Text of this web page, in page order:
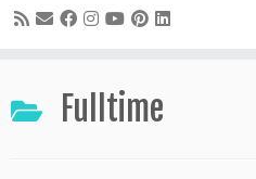
Fulltime